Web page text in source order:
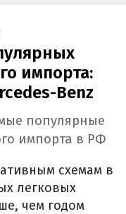
импорта:
Benz
популярные
импорта в РФ
схемам в
легковых
чем годом